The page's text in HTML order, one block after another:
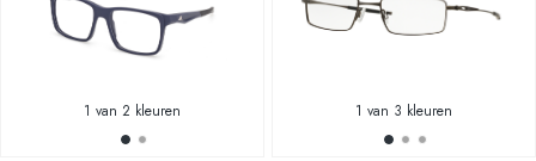
1 van 2 kleuren 1 van 3 kleuren